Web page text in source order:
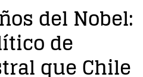
del Nobel:
de
que Chile